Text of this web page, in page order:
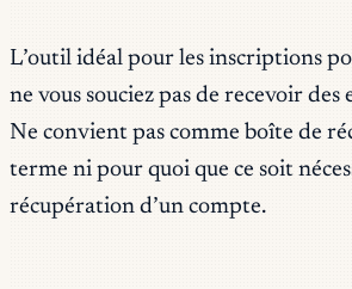
L’outil idéal pour les inscriptions
ne vous souciez pas de recevoir des
Ne convient pas comme boîte de
terme ni pour quoi que ce soit
récupération d’un compte.